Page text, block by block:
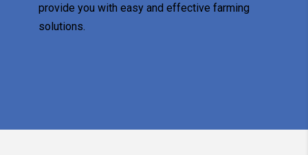
provide you with easy and effective farming
solutions.